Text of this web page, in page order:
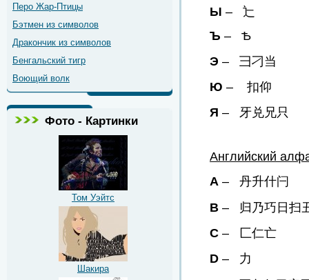
Перо Жар-Птицы
Бэтмен из символов
Дракончик из символов
Бенгальский тигр
Воющий волк
Фото - Картинки
Том Уэйтс
Шакира
Ы – 辷
Ъ – Ѣ
Э – 彐刁当
Ю – 扣仰
Я – 牙兑兄只
Английский
A – 丹升什闩
B – 归乃巧日扫
C – 匚仁亡
D – 力